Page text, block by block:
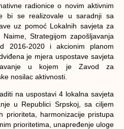
radionice o novim aktivnim
bi se realizovale u saradnji sa
uz pomoć Lokalnih savjeta za
Strategijom zapošljavanja
2016-2020 i akcionim planom
je mjera uspostave savjeta
u kojem je Zavod za
nosilac aktivnosti.
na uspostavi 4 lokalna savjeta
u Republici Srpskoj, sa ciljem
prioriteta, harmonizacije pristupa
prioritetima, unapređenje uloge